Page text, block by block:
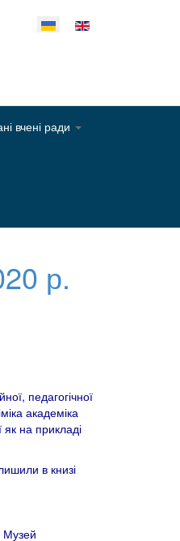
вчені ради
р.
педагогічної
академіка
на прикладі
в книзі
Музей